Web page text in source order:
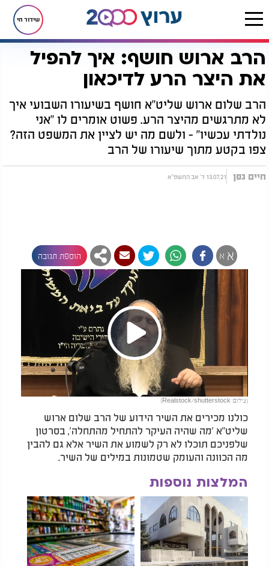
שידור חי
דף הבית יהדות הרב ארוש חושף: איך להפיל את היצר הרע לדיכאון
הרב ארוש חושף: איך להפיל
את היצר הרע לדיכאון
הרב שלום ארוש שליט"א חושף בשיעורו השבועי איך
לא מתרגשים מהיצר הרע. פשוט אומרים לו "אני
נולדתי עכשיו" - ולשם מה יש לציין את המשפט הזה?
צפו בקטע מתוך שיעורו של הרב
חיים גפן 13.07.21 ד' אב התשפ"א
א א הוספת תגובה
Play
Video
(צילום: Realstock/shutterstock)
כולנו מכירים את השיר הידוע של הרב שלום ארוש
שליט"א 'מה שהיה העיקר להתחיל מהתחלה', בסרטון
שלפניכם תוכלו לא רק לשמוע את השיר אלא גם להבין
מה הכוונה והעומק שטמונות במילים של השיר.
המלצות נוספות